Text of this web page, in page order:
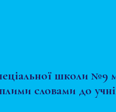
школи №9
словами до